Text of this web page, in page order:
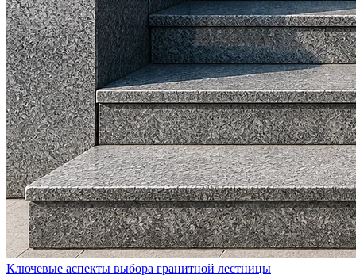
Ключевые аспекты выбора гранитной лестницы